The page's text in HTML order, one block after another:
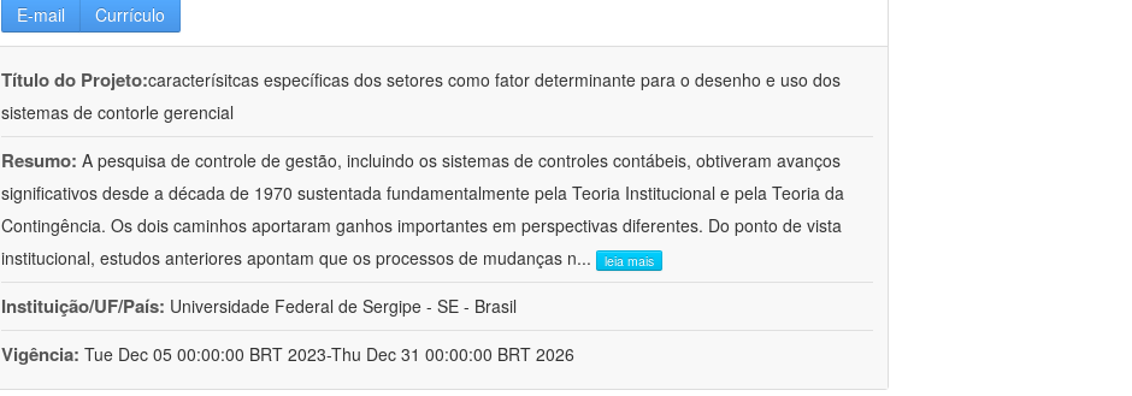
E-mail Currículo
Título do Projeto:caracterísitcas específicas dos setores como fator determinante para o desenho e uso dos
sistemas de contorle gerencial
Resumo: A pesquisa de controle de gestão, incluindo os sistemas de controles contábeis, obtiveram avanços
significativos desde a década de 1970 sustentada fundamentalmente pela Teoria Institucional e pela Teoria da
Contingência. Os dois caminhos aportaram ganhos importantes em perspectivas diferentes. Do ponto de vista
institucional, estudos anteriores apontam que os processos de mudanças n... leia mais
Instituição/UF/País: Universidade Federal de Sergipe - SE - Brasil
Vigência: Tue Dec 05 00:00:00 BRT 2023-Thu Dec 31 00:00:00 BRT 2026